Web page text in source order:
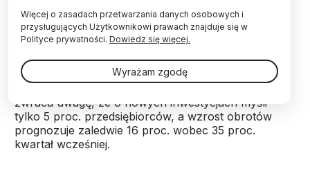
„Budownictwo wyraźnie hamuje, a nastroje firm z
branży są najgorsze od ponad dwóch lat - wynika z
najnowszych danych Europejskiego Funduszu
zwraca uwagę, że o nowych inwestycjach myśli
tylko 5 proc. przedsiębiorców, a wzrost obrotów
prognozuje zaledwie 16 proc. wobec 35 proc.
kwartał wcześniej.
Więcej o zasadach przetwarzania danych osobowych i
przysługujących Użytkownikowi prawach znajduje się w
Polityce prywatności. Dowiedz się więcej.
Wyrażam zgodę